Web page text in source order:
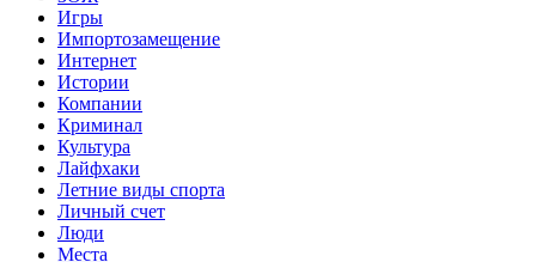
Игры
Импортозамещение
Интернет
Истории
Компании
Криминал
Культура
Лайфхаки
Летние виды спорта
Личный счет
Люди
Места